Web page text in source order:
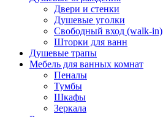
Двери и стенки
Душевые уголки
Свободный вход (walk-in)
Шторки для ванн
Душевые трапы
Мебель для ванных комнат
Пеналы
Тумбы
Шкафы
Зеркала